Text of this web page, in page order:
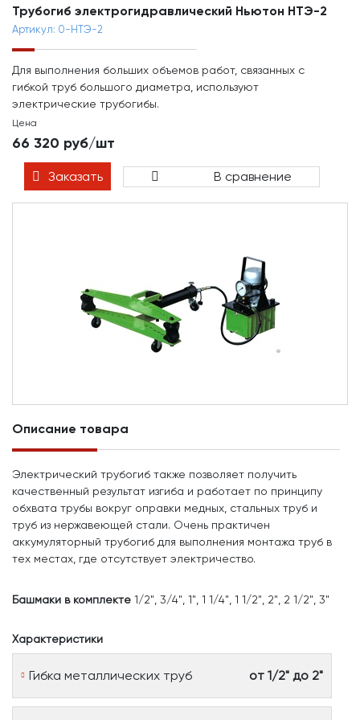
Трубогиб электрогидравлический Ньютон НТЭ-2
Артикул: 0-НТЭ-2
Для выполнения больших объемов работ, связанных с
гибкой труб большого диаметра, используют
электрические трубогибы.
Цена
66 320 руб/шт
Заказать В сравнение
Описание товара
Электрический трубогиб также позволяет получить
качественный результат изгиба и работает по принципу
обхвата трубы вокруг оправки медных, стальных труб и
труб из нержавеющей стали. Очень практичен
аккумуляторный трубогиб для выполнения монтажа труб в
тех местах, где отсутствует электричество.
Башмаки в комплекте 1/2", 3/4", 1", 1 1/4", 1 1/2", 2", 2 1/2", 3"
Характеристики
Гибка металлических труб от 1/2" до 2"